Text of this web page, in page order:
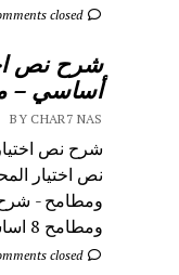
Comments closed
شرح نص
أساسي –
BY CHAR7 NAS
شرح نص
ومطامح -
ومطامح 8 اساسي - تحضير...
Comments closed